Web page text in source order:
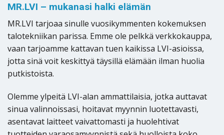
MR.LVI – mukanasi halki elämän
MR.LVI tarjoaa sinulle vuosikymmenten kokemuksen
talotekniikan parissa. Emme ole pelkkä verkkokauppa,
vaan tarjoamme kattavan tuen kaikissa LVI-asioissa,
jotta sinä voit keskittyä täysillä elämään ilman huolia
putkistoista.
Olemme ylpeitä LVI-alan ammattilaisia, jotka auttavat
sinua valinnoissasi, hoitavat myynnin luotettavasti,
asentavat laitteet vaivattomasti ja huolehtivat